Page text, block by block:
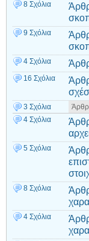
8 Σχόλια
9 Σχόλια
4 Σχόλια
16 Σχόλια
3 Σχόλια
4 Σχόλια
5 Σχόλια
8 Σχόλια
4 Σχόλια